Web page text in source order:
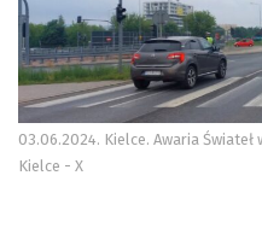
03.06.2024. Kielce. Awaria
Kielce - X